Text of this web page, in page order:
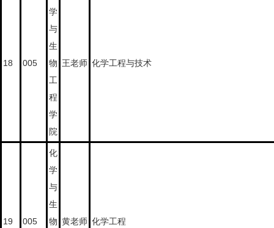
18 005
学
与
生
物
工
程
学
院
王老师 化学工程与技术
19 005
化
学
与
生
物 黄老师 化学工程